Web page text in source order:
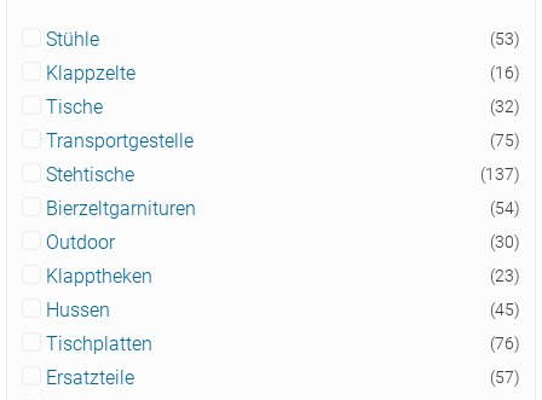
Stühle (53)
Klappzelte (16)
Tische (32)
Transportgestelle (75)
Stehtische (137)
Bierzeltgarnituren (54)
Outdoor (30)
Klapptheken (23)
Hussen (45)
Tischplatten (76)
Ersatzteile (57)